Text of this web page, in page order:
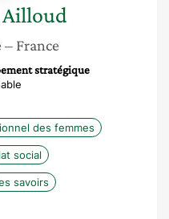
Ailloud
– France
stratégique
des femmes
social
savoirs